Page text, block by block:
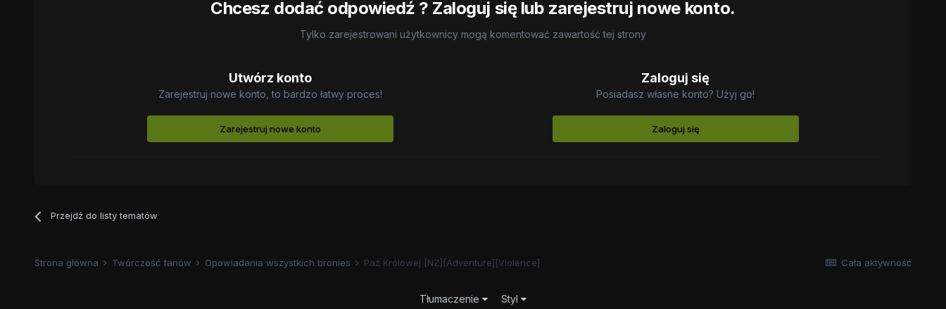
Chcesz dodać odpowiedź ? Zaloguj się lub zarejestruj nowe konto.
Tylko zarejestrowani użytkownicy mogą komentować zawartość tej strony
Utwórz konto
Zarejestruj nowe konto, to bardzo łatwy proces!
Zarejestruj nowe konto
Zaloguj się
Posiadasz własne konto? Użyj go!
Zaloguj się
Przejdź do listy tematów
Cała aktywność
Strona główna Twórczość fanów Opowiadania wszystkich bronies Paź Królowej [NZ][Adventure][Violence]
Tłumaczenie Styl